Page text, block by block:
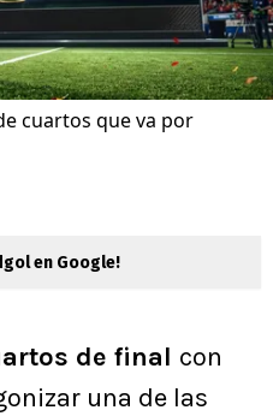
cuartos que va por
en Google!
de final con
una de las